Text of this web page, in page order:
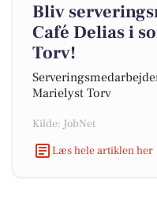
Bliv
Café Delias i
Torv!
Marielyst Torv
Kilde: JobNet
Læs hele artiklen her